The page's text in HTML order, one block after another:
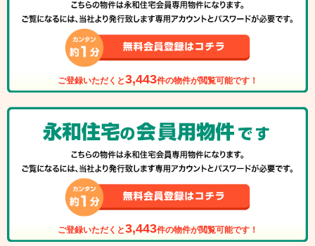
ご登録いただくと3,443件の物件が閲覧可能です！
ご登録いただくと3,443件の物件が閲覧可能です！